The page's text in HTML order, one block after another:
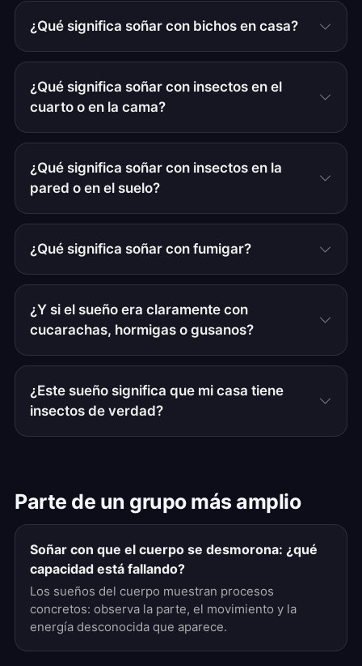
¿Qué significa soñar con bichos en casa?
¿Qué significa soñar con insectos en el
cuarto o en la cama?
¿Qué significa soñar con insectos en la
pared o en el suelo?
¿Qué significa soñar con fumigar?
¿Y si el sueño era claramente con
cucarachas, hormigas o gusanos?
¿Este sueño significa que mi casa tiene
insectos de verdad?
Parte de un grupo más amplio
Soñar con que el cuerpo se desmorona: ¿qué
capacidad está fallando?
Los sueños del cuerpo muestran procesos
concretos: observa la parte, el movimiento y la
energía desconocida que aparece.